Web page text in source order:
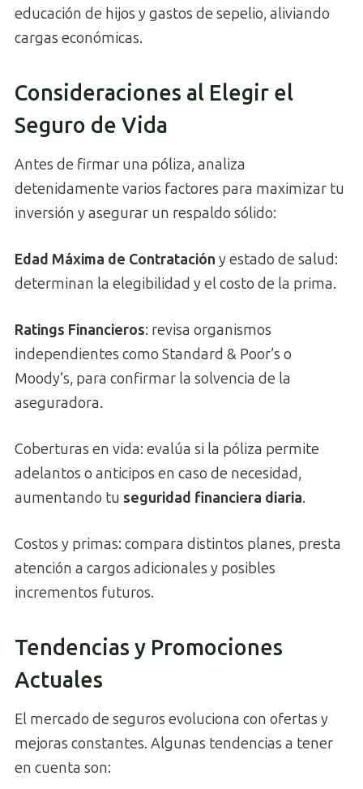
educación de hijos y gastos de sepelio, aliviando
cargas económicas.
Consideraciones al Elegir el
Seguro de Vida
Antes de firmar una póliza, analiza
detenidamente varios factores para maximizar tu
inversión y asegurar un respaldo sólido:
Edad Máxima de Contratación y estado de salud:
determinan la elegibilidad y el costo de la prima.
Ratings Financieros: revisa organismos
independientes como Standard & Poor’s o
Moody’s, para confirmar la solvencia de la
aseguradora.
Coberturas en vida: evalúa si la póliza permite
adelantos o anticipos en caso de necesidad,
aumentando tu seguridad financiera diaria.
Costos y primas: compara distintos planes, presta
atención a cargos adicionales y posibles
incrementos futuros.
Tendencias y Promociones
Actuales
El mercado de seguros evoluciona con ofertas y
mejoras constantes. Algunas tendencias a tener
en cuenta son: